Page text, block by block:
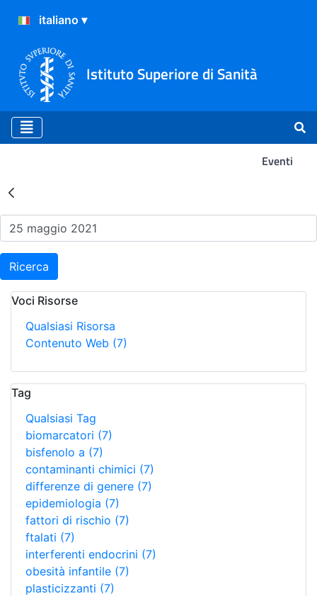
Istituto Superiore di Sanità
Eventi
Risultati della Ricerca -
Ricerca
Voci Risorse
Qualsiasi Risorsa
Contenuto Web (7)
Tag
Qualsiasi Tag
biomarcatori (7)
bisfenolo a (7)
contaminanti chimici (7)
differenze di genere (7)
epidemiologia (7)
fattori di rischio (7)
ftalati (7)
interferenti endocrini (7)
obesità infantile (7)
plasticizzanti (7)